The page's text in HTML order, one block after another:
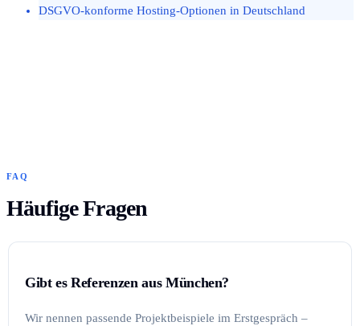
DSGVO-konforme Hosting-Optionen in Deutschland
FAQ
Häufige Fragen
Gibt es Referenzen aus München?
Wir nennen passende Projektbeispiele im Erstgespräch –